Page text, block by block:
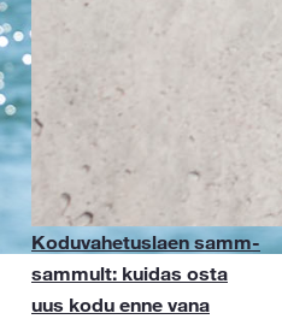
Koduvahetuslaen samm-
sammult: kuidas osta
uus kodu enne vana